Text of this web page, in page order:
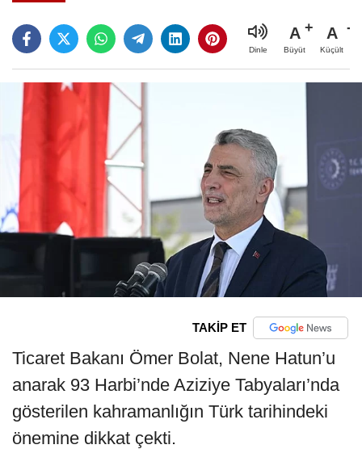
Dinle
A
Büyüt
A
Küçült
TAKİP ET
Ticaret Bakanı Ömer Bolat, Nene Hatun’u
anarak 93 Harbi’nde Aziziye Tabyaları’nda
gösterilen kahramanlığın Türk tarihindeki
önemine dikkat çekti.